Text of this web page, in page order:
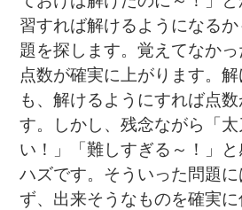
習すれば解けるようになる
題を探します。覚えてなか
点数が確実に上がります。
も、解けるようにすれば点
す。しかし、残念ながら「
い！」「難しすぎる～！」
ハズです。そういった問題
ず、出来そうなものを確実